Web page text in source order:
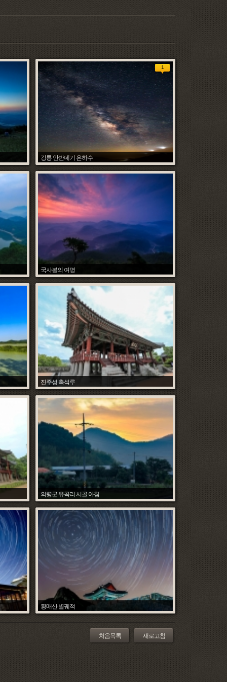
1
강릉 안반데기 은하수
조석환
Hit :9649 Date :2018.08.26
국사봉의 여명
조석환
Hit :7100 Date :2018.06.27
진주성 촉석루
조석환
Hit :7862 Date :2018.06.27
의령군 유곡리 시골 아침
조석환
Hit :4982 Date :2018.06.24
황매산 별궤적
조석환
Hit :5510 Date :2018.06.06
처음목록 새로고침